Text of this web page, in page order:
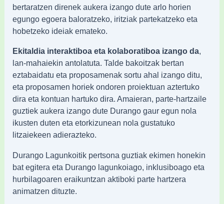
bertaratzen direnek aukera izango dute arlo horien
egungo egoera baloratzeko, iritziak partekatzeko eta
hobetzeko ideiak emateko.
Ekitaldia interaktiboa eta kolaboratiboa izango da,
lan-mahaiekin antolatuta. Talde bakoitzak bertan
eztabaidatu eta proposamenak sortu ahal izango ditu,
eta proposamen horiek ondoren proiektuan aztertuko
dira eta kontuan hartuko dira. Amaieran, parte-hartzaile
guztiek aukera izango dute Durango gaur egun nola
ikusten duten eta etorkizunean nola gustatuko
litzaiekeen adierazteko.
Durango Lagunkoitik pertsona guztiak ekimen honekin
bat egitera eta Durango lagunkoiago, inklusiboago eta
hurbilagoaren eraikuntzan aktiboki parte hartzera
animatzen dituzte.